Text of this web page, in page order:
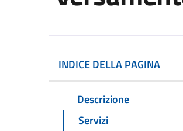
INDICE DELLA PAGINA
Descrizione
Servizi